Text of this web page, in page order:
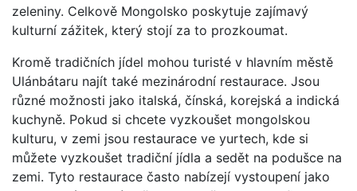
zeleniny. Celkově Mongolsko poskytuje zajímavý
kulturní zážitek, který stojí za to prozkoumat.
Kromě tradičních jídel mohou turisté v hlavním městě
Ulánbátaru najít také mezinárodní restaurace. Jsou
různé možnosti jako italská, čínská, korejská a indická
kuchyně. Pokud si chcete vyzkoušet mongolskou
kulturu, v zemi jsou restaurace ve yurtech, kde si
můžete vyzkoušet tradiční jídla a sedět na podušce na
zemi. Tyto restaurace často nabízejí vystoupení jako